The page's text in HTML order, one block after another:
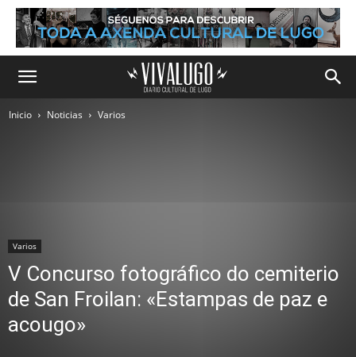
Inicio Noticias Varios
Varios
V Concurso fotográfico do cemiterio
de San Froilan: «Estampas de paz e
acougo»